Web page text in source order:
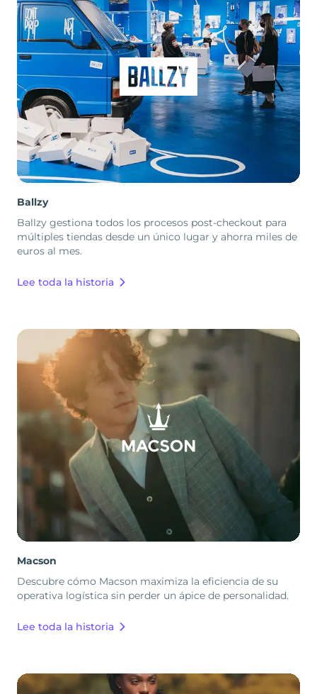
Ballzy
Ballzy gestiona todos los procesos post-checkout para
múltiples tiendas desde un único lugar y ahorra miles de
euros al mes.
Lee toda la historia
Macson
Descubre cómo Macson maximiza la eficiencia de su
operativa logística sin perder un ápice de personalidad.
Lee toda la historia